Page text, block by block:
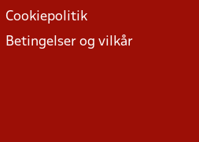
Cookiepolitik
Betingelser og vilkår